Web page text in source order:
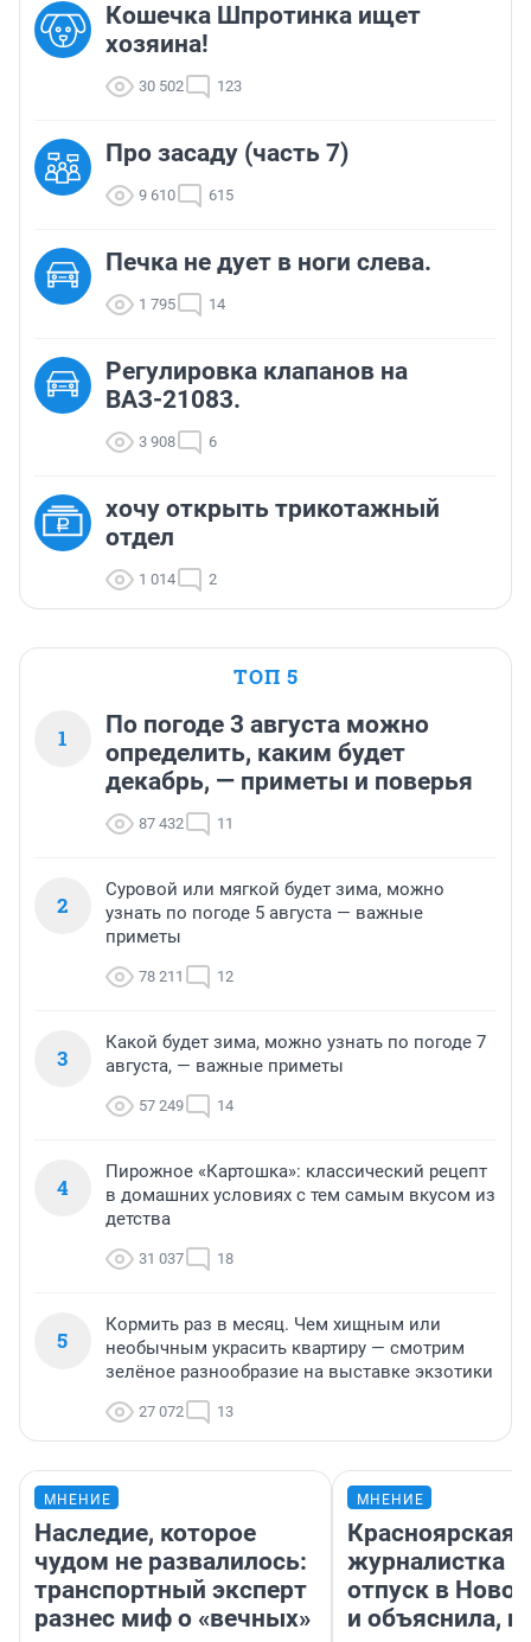
Кошечка Шпротинка ищет
хозяина!
30 502 123
Про засаду (часть 7)
9 610 615
Печка не дует в ноги слева.
1 795 14
Регулировка клапанов на
ВАЗ-21083.
3 908 6
хочу открыть трикотажный
отдел
1 014 2
ТОП 5
1
По погоде 3 августа можно
определить, каким будет
декабрь, — приметы и поверья
87 432 11
2
Суровой или мягкой будет зима, можно
узнать по погоде 5 августа — важные
приметы
78 211 12
3
Какой будет зима, можно узнать по погоде 7
августа, — важные приметы
57 249 14
4
Пирожное «Картошка»: классический рецепт
в домашних условиях с тем самым вкусом из
детства
31 037 18
5
Кормить раз в месяц. Чем хищным или
необычным украсить квартиру — смотрим
зелёное разнообразие на выставке экзотики
27 072 13
МНЕНИЕ
Наследие, которое
чудом не развалилось:
транспортный эксперт
разнес миф о «вечных»
МНЕНИЕ
Красноярская
журналистка
отпуск в
и объяснила,